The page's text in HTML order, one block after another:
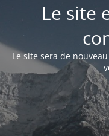
Le site
Le site sera de